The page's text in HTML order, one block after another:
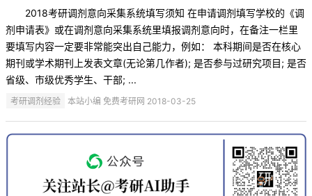
2018考研调剂意向采集系统填写须知 在申请调剂填写学校的《调
剂申请表》或在调剂意向采集系统里填报调剂意向时，在备注一栏里
要填写内容一定要非常能突出自己能力，例如： 本科期间是否在核心
期刊或学术期刊上发表文章(无论第几作者); 是否参与过研究项目; 是否
省级、市级优秀学生、干部; ...
考研调剂经验 本站小编 免费考研网 2018-03-25